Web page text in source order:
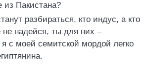
из Пакистана?
разбираться, кто индус, а кто
не надейся, ты для них –
с моей семитской мордой легко